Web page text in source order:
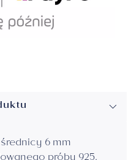
6 mm